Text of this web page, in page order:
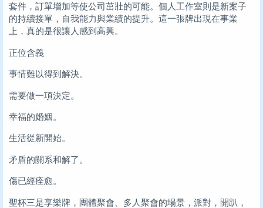
套件，訂單增加等使公司茁壯的可能。個人工作室則是新案子
的持續接單，自我能力與業績的提升。這一張牌出現在事業
上，真的是很讓人感到高興。
正位含義
事情難以得到解決。
需要做一項決定。
幸福的婚姻。
生活從新開始。
矛盾的關系和解了。
傷已經痊愈。
聖杯三是享樂牌，團體聚會、多人聚會的場景，派對，開趴，